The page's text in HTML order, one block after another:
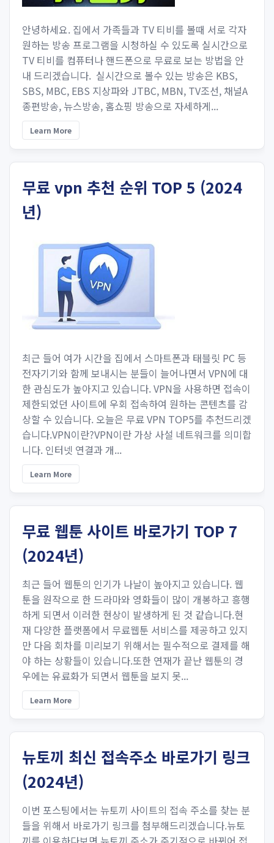
안녕하세요. 집에서 가족들과 TV 티비를 볼때 서로 각자
원하는 방송 프로그램을 시청하실 수 있도록 실시간으로
TV 티비를 컴퓨터나 핸드폰으로 무료로 보는 방법을 안
내 드리겠습니다. 실시간으로 볼수 있는 방송은 KBS,
SBS, MBC, EBS 지상파와 JTBC, MBN, TV조선, 채널A
종편방송, 뉴스방송, 홈쇼핑 방송으로 자세하게...
Learn More
무료 vpn 추천 순위 TOP 5 (2024
년)
최근 들어 여가 시간을 집에서 스마트폰과 태블릿 PC 등
전자기기와 함께 보내시는 분들이 늘어나면서 VPN에 대
한 관심도가 높아지고 있습니다. VPN을 사용하면 접속이
제한되었던 사이트에 우회 접속하여 원하는 콘텐츠를 감
상할 수 있습니다. 오늘은 무료 VPN TOP5를 추천드리겠
습니다.VPN이란?VPN이란 가상 사설 네트워크를 의미합
니다. 인터넷 연결과 개...
Learn More
무료 웹툰 사이트 바로가기 TOP 7
(2024년)
최근 들어 웹툰의 인기가 나날이 높아지고 있습니다. 웹
툰을 원작으로 한 드라마와 영화들이 많이 개봉하고 흥행
하게 되면서 이러한 현상이 발생하게 된 것 같습니다.현
재 다양한 플랫폼에서 무료웹툰 서비스를 제공하고 있지
만 다음 회차를 미리보기 위해서는 필수적으로 결제를 해
야 하는 상황들이 있습니다.또한 연재가 끝난 웹툰의 경
우에는 유료화가 되면서 웹툰을 보지 못...
Learn More
뉴토끼 최신 접속주소 바로가기 링크
(2024년)
이번 포스팅에서는 뉴토끼 사이트의 접속 주소를 찾는 분
들을 위해서 바로가기 링크를 첨부해드리겠습니다.뉴토